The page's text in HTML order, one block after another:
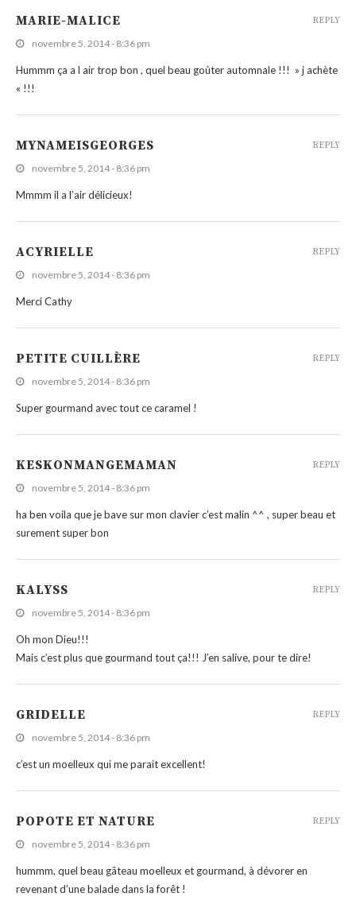
MARIE-MALICE
novembre 5, 2014 - 8:36 pm
Hummm ça a l air trop bon , quel beau goûter automnale !!! » j achète
« !!!
REPLY
MYNAMEISGEORGES
novembre 5, 2014 - 8:36 pm
Mmmm il a l’air délicieux!
REPLY
ACYRIELLE
novembre 5, 2014 - 8:36 pm
Merci Cathy
REPLY
PETITE CUILLÈRE
novembre 5, 2014 - 8:36 pm
Super gourmand avec tout ce caramel !
REPLY
KESKONMANGEMAMAN
novembre 5, 2014 - 8:36 pm
ha ben voila que je bave sur mon clavier c’est malin ^^ , super beau et
surement super bon
REPLY
KALYSS
novembre 5, 2014 - 8:36 pm
Oh mon Dieu!!!
Mais c’est plus que gourmand tout ça!!! J’en salive, pour te dire!
REPLY
GRIDELLE
novembre 5, 2014 - 8:36 pm
c’est un moelleux qui me parait excellent!
REPLY
POPOTE ET NATURE
novembre 5, 2014 - 8:36 pm
hummm, quel beau gâteau moelleux et gourmand, à dévorer en
revenant d’une balade dans la forêt !
REPLY